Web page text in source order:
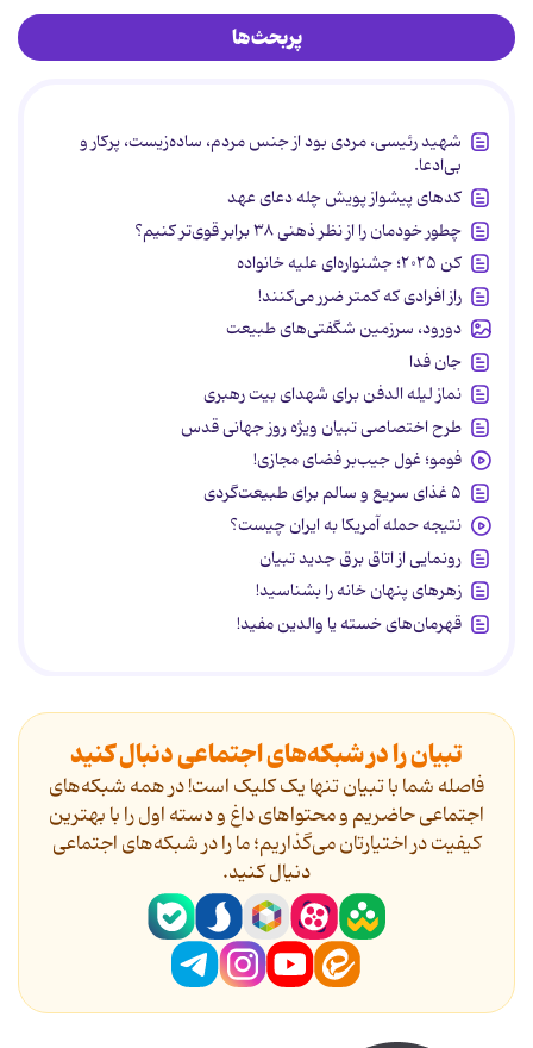
پربحث‌ها
شهید رئیسی، مردی بود از جنس مردم، ساده‌زیست، پرکار و
بی‌ادعا.
کدهای پیشواز پویش چله دعای عهد
چطور خودمان را از نظر ذهنی ۳۸ برابر قوی‌تر کنیم؟
کن ۲۰۲۵؛ جشنواره‌ای علیه خانواده
راز افرادی که کمتر ضرر می‌کنند!
دورود، سرزمین شگفتی‌های طبیعت
جان فدا
نماز لیله الدفن برای شهدای بیت رهبری
طرح اختصاصی تبیان ویژه روز جهانی قدس
فومو؛ غول جیب‌بر فضای مجازی!
۵ غذای سریع و سالم برای طبیعت‌گردی
نتیجه حمله آمریکا به ایران چیست؟
رونمایی از اتاق برق جدید تبیان
زهرهای پنهان خانه را بشناسید!
قهرمان‌های خسته یا والدین مفید!
تبیان را در شبکه‌های اجتماعی دنبال کنید
فاصله شما با تبیان تنها یک کلیک است! در همه شبکه‌های
اجتماعی حاضریم و محتواهای داغ و دسته اول را با بهترین
کیفیت در اختیارتان می‌گذاریم؛ ما را در شبکه‌های اجتماعی
دنیال کنید.